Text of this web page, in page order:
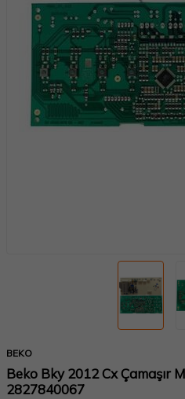
BEKO
Beko Bky 2012 Cx Çamaşır
2827840067